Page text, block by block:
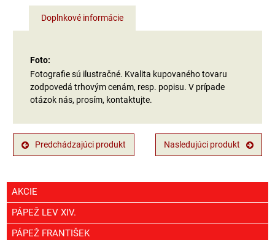
Doplnkové informácie
Foto:
Fotografie sú ilustračné. Kvalita kupovaného tovaru
zodpovedá trhovým cenám, resp. popisu. V prípade
otázok nás, prosím, kontaktujte.
Predchádzajúci produkt Nasledujúci produkt
AKCIE
PÁPEŽ LEV XIV.
PÁPEŽ FRANTIŠEK